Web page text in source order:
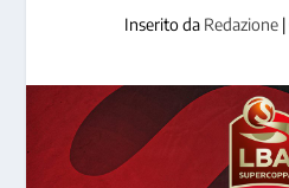
Inserito da Redazione|